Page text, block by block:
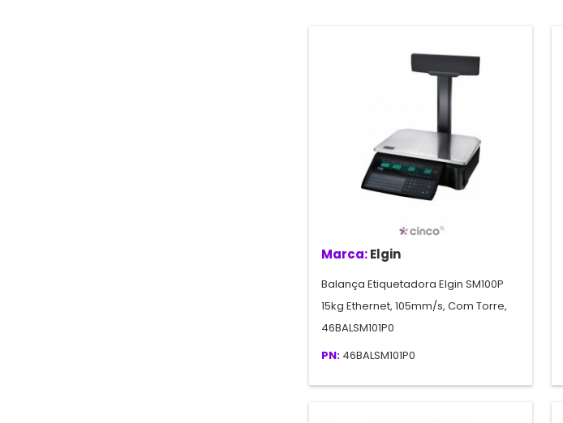
Marca:Elgin
Balança Etiquetadora Elgin SM100P
15kg Ethernet, 105mm/s, Com Torre,
46BALSM101P0
PN: 46BALSM101P0